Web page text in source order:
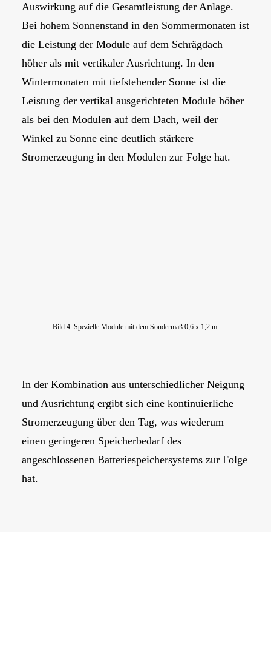
Bild 4: Spezielle Module mit dem Sondermaß 0,6 x 1,2 m.
Auswirkung auf die Gesamtleistung der Anlage.
Bei hohem Sonnenstand in den Sommermonaten ist
die Leistung der Module auf dem Schrägdach
höher als mit vertikaler Ausrichtung. In den
Wintermonaten mit tiefstehender Sonne ist die
Leistung der vertikal ausgerichteten Module höher
als bei den Modulen auf dem Dach, weil der
Winkel zu Sonne eine deutlich stärkere
Stromerzeugung in den Modulen zur Folge hat.
In der Kombination aus unterschiedlicher Neigung
und Ausrichtung ergibt sich eine kontinuierliche
Stromerzeugung über den Tag, was wiederum
einen geringeren Speicherbedarf des
angeschlossenen Batteriespeichersystems zur Folge
hat.